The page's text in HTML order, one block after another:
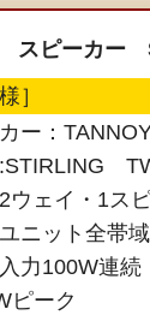
スピーカ
］
ー：
ウェイ・1ス
ニット全帯
力100W連続
ピーク